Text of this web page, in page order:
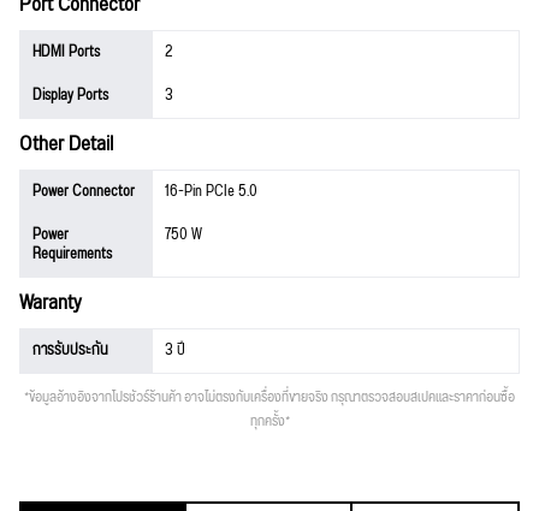
HDMI Ports
2
Display Ports
3
Other Detail
Power Connector
16-Pin PCIe 5.0
Power
Requirements
750 W
Waranty
การรับประกัน 3 ปี
*ข้อมูลอ้างอิงจากโปรชัวร์ร้านค้า อาจไม่ตรงกับเครื่องที่ขายจริง กรุณาตรวจสอบสเปคและราคาก่อนซื้อ
ทุกครั้ง*